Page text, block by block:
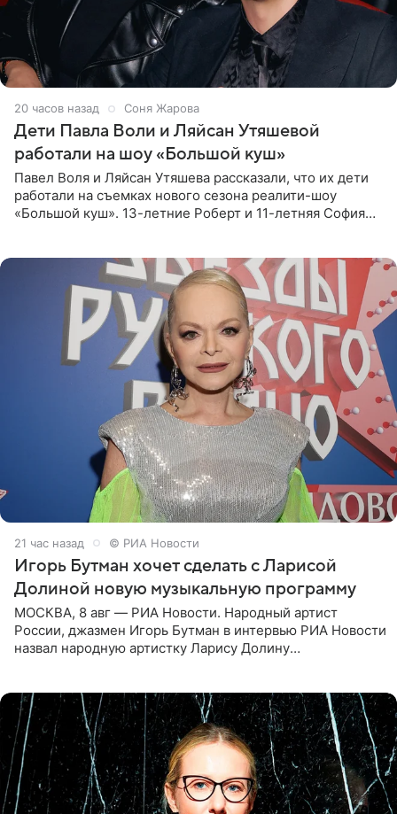
20 часов назад Соня Жарова
Дети Павла Воли и Ляйсан Утяшевой
работали на шоу «Большой куш»
Павел Воля и Ляйсан Утяшева рассказали, что их дети
работали на съемках нового сезона реалити-шоу
«Большой куш». 13-летние Роберт и 11-летняя София
21 час назад © РИА Новости
Игорь Бутман хочет сделать с Ларисой
Долиной новую музыкальную программу
МОСКВА, 8 авг — РИА Новости. Народный артист
России, джазмен Игорь Бутман в интервью РИА Новости
назвал народную артистку Ларису Долину